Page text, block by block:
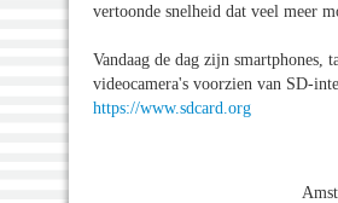
vertoonde snelheid dat veel meer
Vandaag de dag zijn smartphones,
videocamera's voorzien van SD-
https://www.sdcard.org